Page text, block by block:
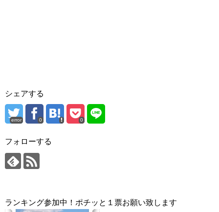
シェアする
error 0 0
フォローする
ランキング参加中！ポチッと１票お願い致します